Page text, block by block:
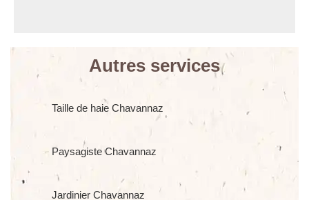
Autres services
Taille de haie Chavannaz
Paysagiste Chavannaz
Jardinier Chavannaz